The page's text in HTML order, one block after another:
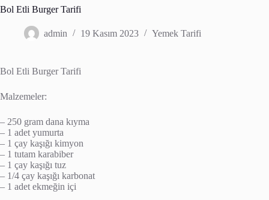
Bol Etli Burger Tarifi
admin 19 Kasım 2023 Yemek Tarifi
Bol Etli Burger Tarifi
Malzemeler:
– 250 gram dana kıyma
– 1 adet yumurta
– 1 çay kaşığı kimyon
– 1 tutam karabiber
– 1 çay kaşığı tuz
– 1/4 çay kaşığı karbonat
– 1 adet ekmeğin içi